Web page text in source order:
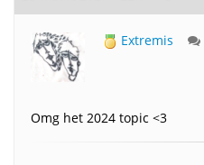
Extremis
Omg het 2024 topic <3